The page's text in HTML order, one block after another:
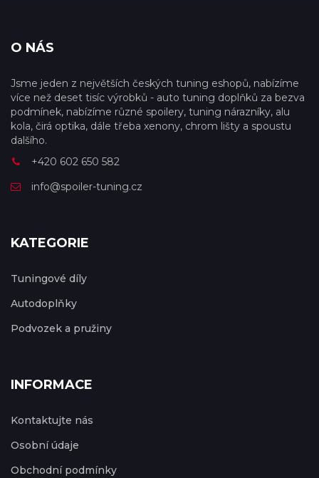
O NÁS
Jsme jeden z největších českých tuning eshopů, nabízíme
více než deset tisíc výrobků - auto tuning doplňků za bezva
podmínek, nabízíme různé spoilery, tuning nárazníky, alu
kola, čirá optika, dále třeba xenony, chrom lišty a spoustu
dalšího.
+420 602 650 582
info@spoiler-tuning.cz
KATEGORIE
Tuningové díly
Autodoplňky
Podvozek a pružiny
INFORMACE
Kontaktujte nás
Osobní údaje
Obchodní podmínky